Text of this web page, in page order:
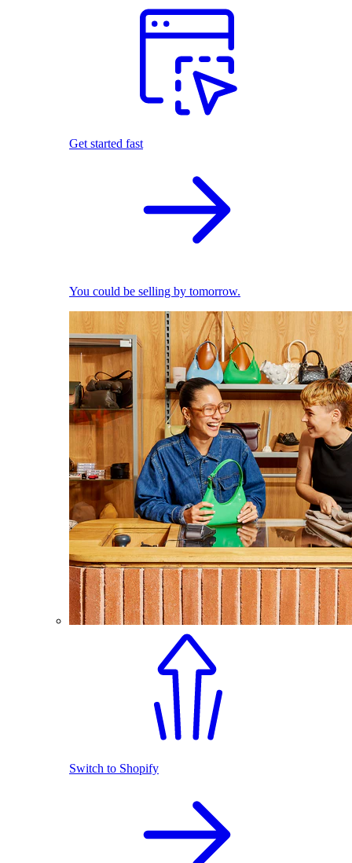
Get started fast
You could be selling by tomorrow.
Switch to Shopify